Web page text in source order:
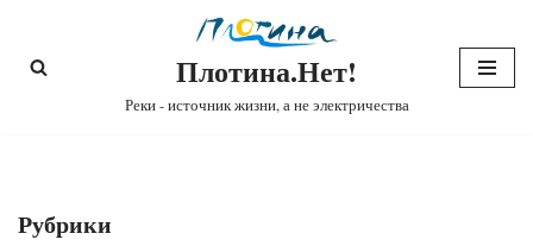
Перейти
Плотина.Нет!
Реки - источник жизни, а не электричества
Рубрики